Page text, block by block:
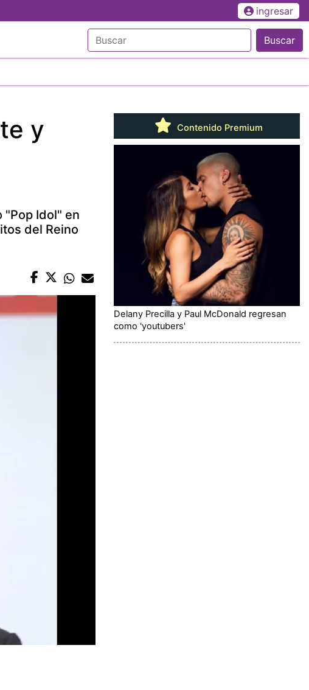
ingresar
Buscar
y
"Pop Idol" en
del Reino
Contenido Premium
Delany Precilla y Paul McDonald regresan
como 'youtubers'